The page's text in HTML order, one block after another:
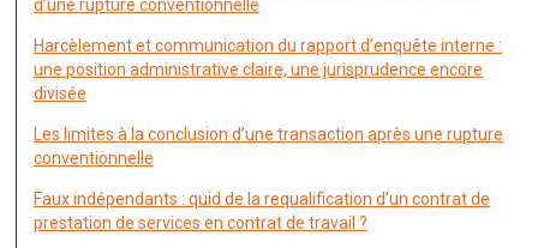
d’une rupture conventionnelle
Harcèlement et communication du rapport d’enquête interne :
une position administrative claire, une jurisprudence encore
divisée
Les limites à la conclusion d’une transaction après une rupture
conventionnelle
Faux indépendants : quid de la requalification d’un contrat de
prestation de services en contrat de travail ?